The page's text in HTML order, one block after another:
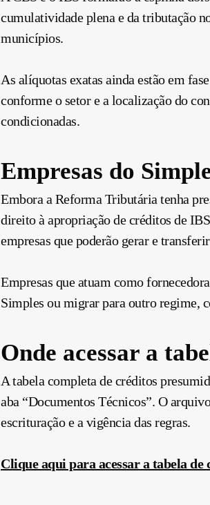
cumulatividade plena e da tributação
municípios.
As alíquotas exatas ainda estão em
conforme o setor e a localização do
condicionadas.
Empresas do
Embora a Reforma Tributária tenha
direito à apropriação de créditos de
empresas que poderão gerar e
Empresas que atuam como
Simples ou migrar para outro regime,
Onde acessar a
A tabela completa de créditos
aba “Documentos Técnicos”. O
escrituração e a vigência das regras.
Clique aqui para acessar a tabela